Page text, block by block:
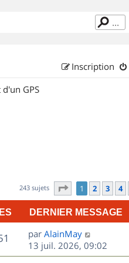
Inscription
GPS
243 sujets Page sur9
1 2 3 4
DERNIER MESSAGE
u
D
e
r
par AlainMay
13 juil. 2026, 09:02